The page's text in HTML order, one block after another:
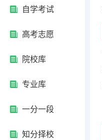
自学考试
高考志愿
院校库
专业库
一分一段
知分择校